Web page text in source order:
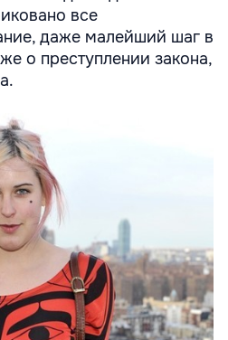
все
даже малейший шаг в
о преступлении закона,